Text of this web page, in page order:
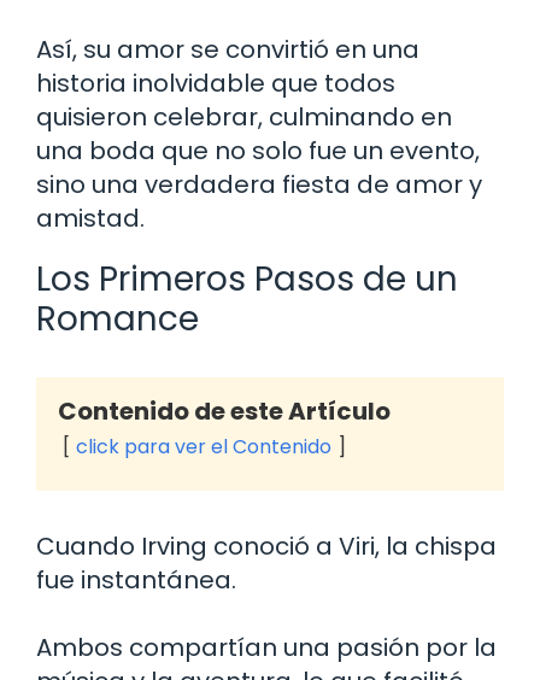
Así, su amor se convirtió en una
historia inolvidable que todos
quisieron celebrar, culminando en
una boda que no solo fue un evento,
sino una verdadera fiesta de amor y
amistad.
Los Primeros Pasos de un
Romance
Contenido de este Artículo
click para ver el Contenido
Cuando Irving conoció a Viri, la chispa
fue instantánea.
Ambos compartían una pasión por la